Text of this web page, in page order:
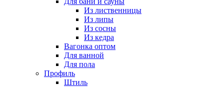
Из лиственницы
Из липы
Из сосны
Из кедра
Вагонка оптом
Для ванной
Для пола
Профиль
Штиль